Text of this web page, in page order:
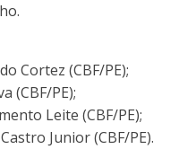
Cortez (CBF/PE);
(CBF/PE);
Leite (CBF/PE);
Junior (CBF/PE).